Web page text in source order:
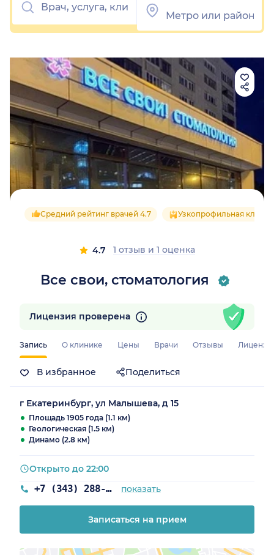
Все свои, стоматология
Средний рейтинг врачей 4.7 Узкопрофильная
4.7 1 отзыв и 1 оценка
Запись О клинике Цены Врачи Отзывы
В избранное Поделиться
Лицензия проверена
г Екатеринбург, ул Малышева, д 15
Площадь 1905 года (1.1 км)
Геологическая (1.5 км)
Динамо (2.8 км)
+7 (343) 288-01-90 показать
Открыто до 22:00
Записаться на прием